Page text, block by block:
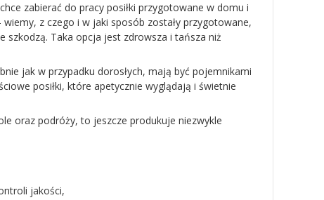
zabierać do pracy posiłki przygotowane w domu i
z czego i w jaki sposób zostały przygotowane,
szkodzą. Taka opcja jest zdrowsza i tańsza niż
jak w przypadku dorosłych, mają być pojemnikami
posiłki, które apetycznie wyglądają i świetnie
oraz podróży, to jeszcze produkuje niezwykle
jakości,